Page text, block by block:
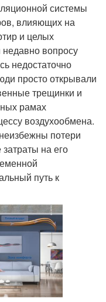
системы
влияющих на
и целых
вопросу
недостаточно
просто открывали
трещинки и
рамах
воздухообмена.
потери
на его
путь к